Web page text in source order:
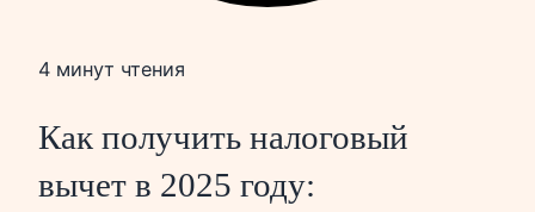
4 минут чтения
Как получить налоговый
вычет в 2025 году: